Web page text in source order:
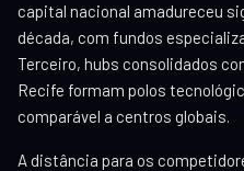
capital nacional amadureceu
década, com fundos
Terceiro, hubs consolidados
Recife formam polos
comparável a centros globais.
A distância para os